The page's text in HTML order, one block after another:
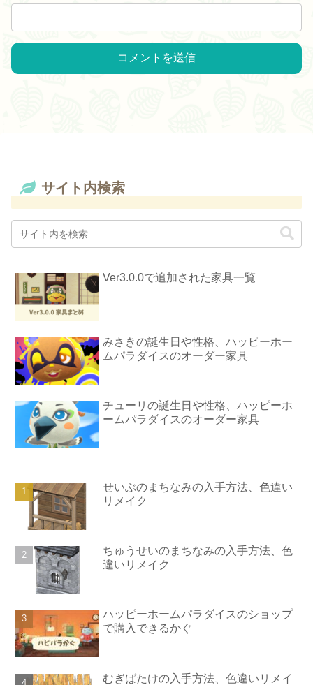
サイト内検索
Ver3.0.0で追加された家具一覧
みさきの誕生日や性格、ハッピーホー
ムパラダイスのオーダー家具
チューリの誕生日や性格、ハッピーホ
ームパラダイスのオーダー家具
せいぶのまちなみの入手方法、色違い
リメイク
ちゅうせいのまちなみの入手方法、色
違いリメイク
ハッピーホームパラダイスのショップ
で購入できるかぐ
むぎばたけの入手方法、色違いリメイ